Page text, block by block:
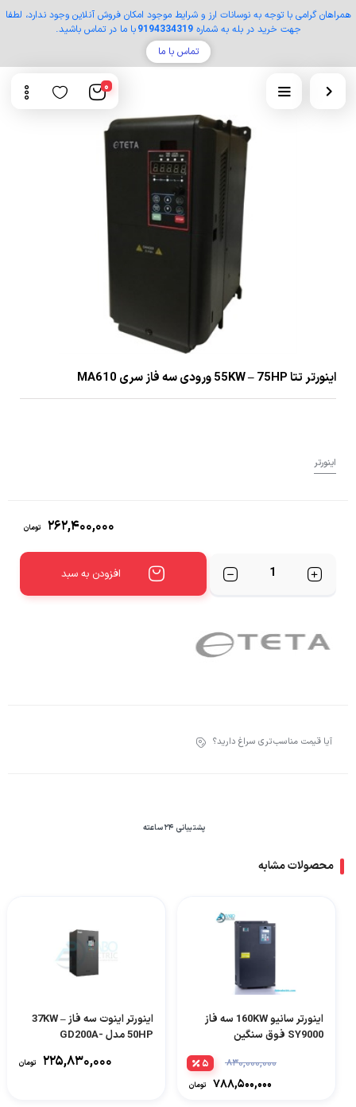
همراهان گرامی با توجه به نوسانات ارز و شرایط موجود امکان فروش آنلاین وجود ندارد، لطفا
جهت خرید در بله به شماره9194334319با ما در تماس باشید.
تماس با ما
0
اینورتر تتا 55KW – 75HP ورودی سه فاز سری MA610
اینورتر
۲۶۲,۴۰۰,۰۰۰ تومان
تعداد
افزودن به سبد
آیا قیمت مناسب‌تری سراغ دارید؟
پشتیبانی 24 ساعته
محصولات مشابه
اینورتر سانیو 160KW سه فاز
SY9000 فوق سنگین
۸۳۰,۰۰۰,۰۰۰
۷۸۸,۵۰۰,۰۰۰ تومان
۵
اینورتر اینوت سه فاز 37KW –
50HP مدل GD200A-
۲۲۵,۸۳۰,۰۰۰ تومان